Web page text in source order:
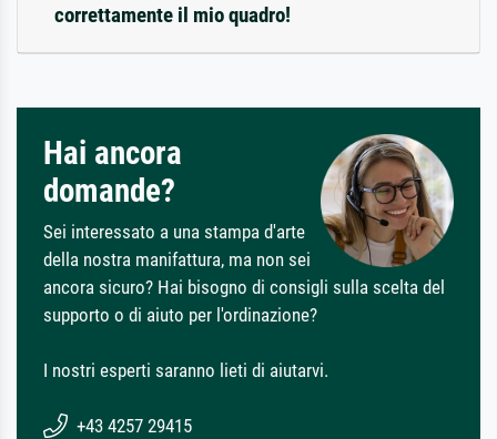
correttamente il mio quadro!
Hai ancora
domande?
Sei interessato a una stampa d'arte
della nostra manifattura, ma non sei
ancora sicuro? Hai bisogno di consigli sulla scelta del
supporto o di aiuto per l'ordinazione?
I nostri esperti saranno lieti di aiutarvi.
+43 4257 29415